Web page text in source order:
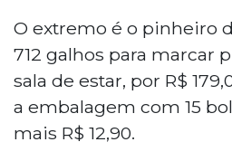
O extremo é o pinheiro
712 galhos para marcar
sala de estar, por R$
a embalagem com 15
mais R$ 12,90.